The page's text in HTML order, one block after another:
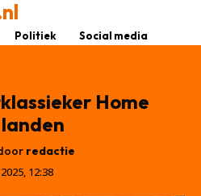
Politiek Social media
Home
redactie
12:38